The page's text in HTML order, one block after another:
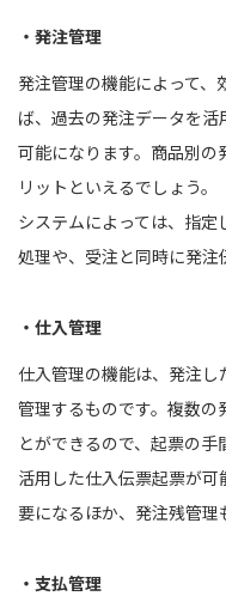
・発注管理
発注管理の機能によって
ば、過去の発注データを
可能になります。商品別の
リットといえるでしょう。
システムによっては、指
処理や、受注と同時に発注
・仕入管理
仕入管理の機能は、発注
管理するものです。複数の
とができるので、起票の
活用した仕入伝票起票が
要になるほか、発注残管理
・支払管理